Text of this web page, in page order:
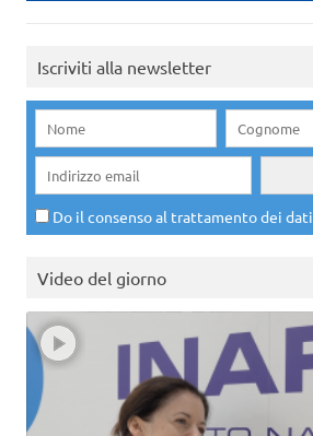
Iscriviti alla newsletter
Do il consenso al trattamento dei dati
Video del giorno